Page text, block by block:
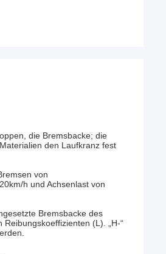
die Bremsbacke; die
den Laufkranz fest
von
h und Achsenlast von
Bremsbacke des
(L). „H-“